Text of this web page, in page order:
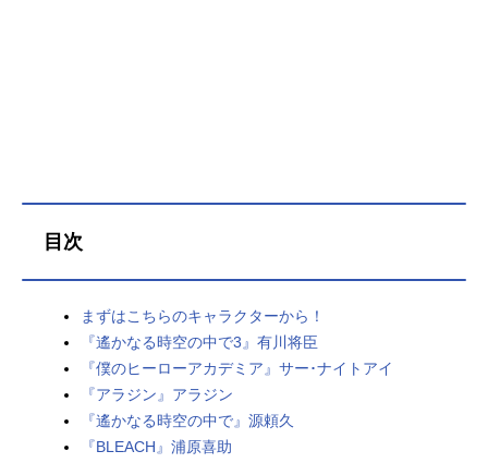
目次
まずはこちらのキャラクターから！
『遙かなる時空の中で3』有川将臣
『僕のヒーローアカデミア』サー･ナイトアイ
『アラジン』アラジン
『遙かなる時空の中で』源頼久
『BLEACH』浦原喜助